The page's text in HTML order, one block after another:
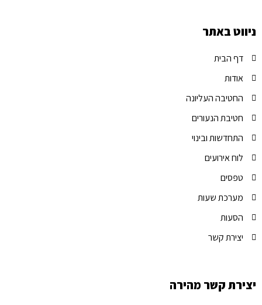
ניווט באתר
דף הבית
אודות
החטיבה העליונה
חטיבת הנעורים
התחדשות ובינוי
לוח אירועים
טפסים
מערכת שעות
הסעות
יצירת קשר
יצירת קשר מהירה